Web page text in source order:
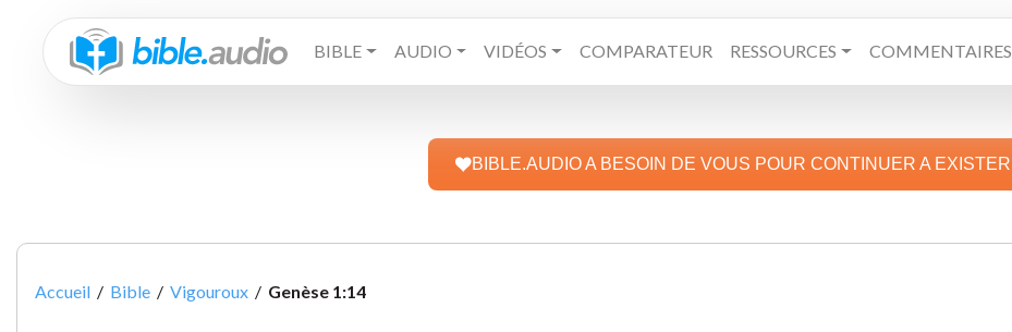
BIBLE AUDIO VIDÉOS COMPARATEUR RESSOURCES COMMENTAIRES
BIBLE.AUDIO A BESOIN DE VOUS POUR CONTINUER A EXISTER
Accueil / Bible / Vigouroux / Genèse 1:14